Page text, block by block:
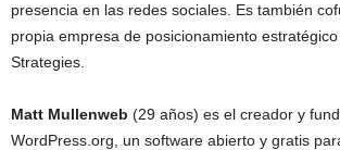
presencia en las redes sociales. Es también
propia empresa de posicionamiento
Strategies.
Matt Mullenweb (29 años) es el creador y
WordPress.org, un software abierto y gratis